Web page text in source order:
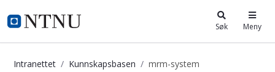
i.ntnu.no Søk Meny
Intranettet Kunnskapsbasen mrm-system